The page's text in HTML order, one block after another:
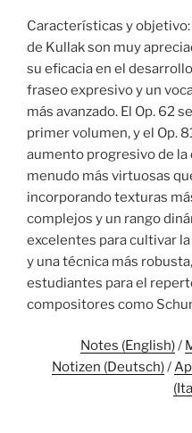
Características y
de Kullak son muy
su eficacia en el
fraseo expresivo y un
más avanzado. El Op. 62
primer volumen, y el Op.
aumento progresivo de la
menudo más virtuosas
incorporando texturas
complejos y un rango
excelentes para cultivar
y una técnica más
estudiantes para el
compositores como
Notes (English)/
Notizen (Deutsch)/